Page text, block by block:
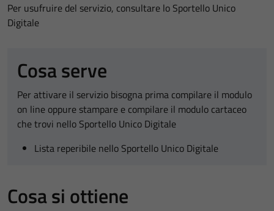
Per usufruire del servizio, consultare lo Sportello Unico
Digitale
Cosa serve
Per attivare il servizio bisogna prima compilare il modulo
on line oppure stampare e compilare il modulo cartaceo
che trovi nello Sportello Unico Digitale
Lista reperibile nello Sportello Unico Digitale
Cosa si ottiene